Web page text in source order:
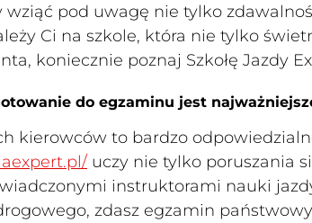
wziąć pod uwagę nie tylko
Ci na szkole, która nie tylko
koniecznie poznaj Szkołę Jazdy
do egzaminu jest
kierowców to bardzo
uczy nie tylko poruszania
instruktorami nauki
zdasz egzamin